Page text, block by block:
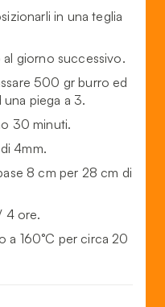
in una teglia
giorno successivo.
500 gr burro ed
piega a 3.
30 minuti.
4mm.
8 cm per 28 cm di
4 ore.
a 160°C per circa 20